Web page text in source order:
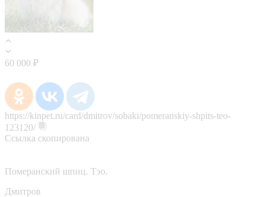
60 000 ₽
https://kinpet.ru/card/dmitrov/sobaki/pomeranskiy-shpits-teo-
123120/
Ссылка скопирована
Померанский шпиц. Тэо.
Дмитров